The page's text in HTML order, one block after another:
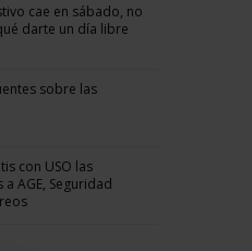
cae en sábado, no
darte un día libre
sobre las
con USO las
AGE, Seguridad